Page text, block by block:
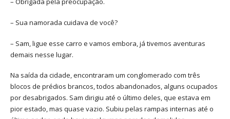
– Sua namorada cuidava de você?
– Sam, ligue esse carro e vamos embora, já tivemos aventuras
demais nesse lugar.
Na saída da cidade, encontraram um conglomerado com três
blocos de prédios brancos, todos abandonados, alguns ocupados
por desabrigados. Sam dirigiu até o último deles, que estava em
pior estado, mas quase vazio. Subiu pelas rampas internas até o